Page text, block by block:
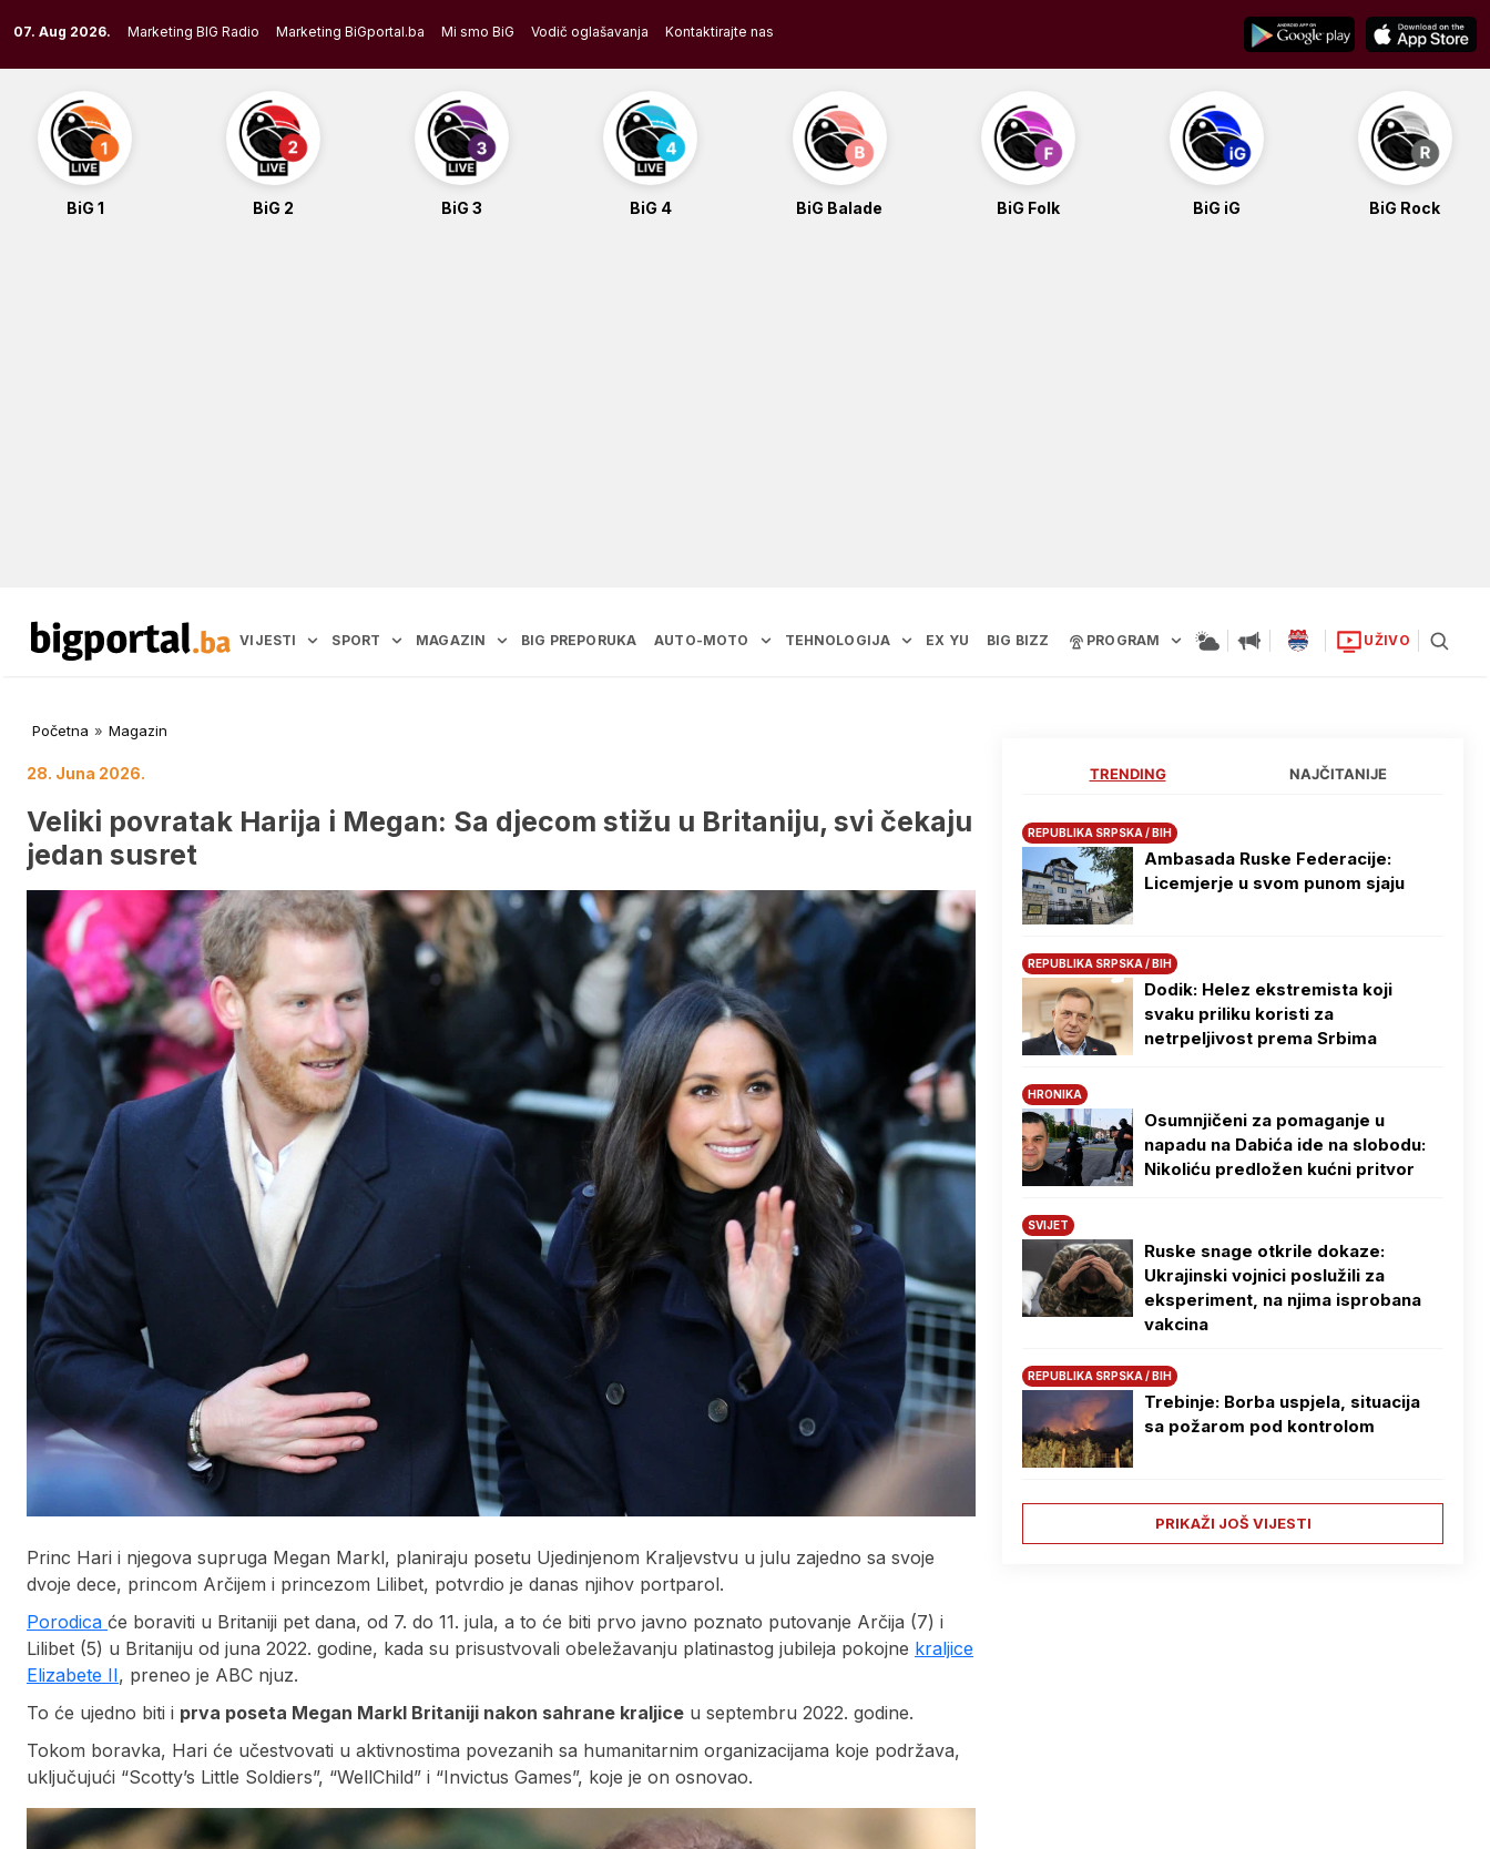
to
content
07. Aug 2026. Marketing BIG Radio Marketing BiGportal.ba Mi smo BiG Vodič oglašavanja Kontaktirajte nas
BiG 1 BiG 2 BiG 3 BiG 4 BiG Balade BiG Folk BiG iG BiG Rock
VIJESTI SPORT MAGAZIN BIG PREPORUKA AUTO-MOTO TEHNOLOGIJA EX YU BIG BIZZ PROGRAM UŽIVO
Početna » Magazin
28. Juna 2026.
Veliki povratak Harija i Megan: Sa djecom stižu u Britaniju, svi čekaju
jedan susret
Princ Hari i njegova supruga Megan Markl, planiraju posetu Ujedinjenom Kraljevstvu u julu zajedno sa svoje
dvoje dece, princom Arčijem i princezom Lilibet, potvrdio je danas njihov portparol.
Porodica će boraviti u Britaniji pet dana, od 7. do 11. jula, a to će biti prvo javno poznato putovanje Arčija (7) i
Lilibet (5) u Britaniju od juna 2022. godine, kada su prisustvovali obeležavanju platinastog jubileja pokojne kraljice
Elizabete II, preneo je ABC njuz.
To će ujedno biti i prva poseta Megan Markl Britaniji nakon sahrane kraljice u septembru 2022. godine.
Tokom boravka, Hari će učestvovati u aktivnostima povezanih sa humanitarnim organizacijama koje podržava,
uključujući “Scotty’s Little Soldiers”, “WellChild” i “Invictus Games”, koje je on osnovao.
TRENDING NAJČITANIJE
REPUBLIKA SRPSKA / BIH
Ambasada Ruske Federacije:
Licemjerje u svom punom sjaju
REPUBLIKA SRPSKA / BIH
Dodik: Helez ekstremista koji
svaku priliku koristi za
netrpeljivost prema Srbima
HRONIKA
Osumnjičeni za pomaganje u
napadu na Dabića ide na slobodu:
Nikoliću predložen kućni pritvor
SVIJET
Ruske snage otkrile dokaze:
Ukrajinski vojnici poslužili za
eksperiment, na njima isprobana
vakcina
REPUBLIKA SRPSKA / BIH
Trebinje: Borba uspjela, situacija
sa požarom pod kontrolom
PRIKAŽI JOŠ VIJESTI